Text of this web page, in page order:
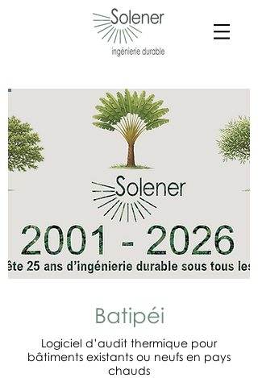
Batipéi
Logiciel d’audit thermique pour
bâtiments existants ou neufs en pays
chauds